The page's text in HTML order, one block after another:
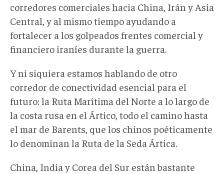
corredores comerciales hacia China, Irán y Asia
Central, y al mismo tiempo ayudando a
fortalecer a los golpeados frentes comercial y
financiero iraníes durante la guerra.
Y ni siquiera estamos hablando de otro
corredor de conectividad esencial para el
futuro: la Ruta Marítima del Norte a lo largo de
la costa rusa en el Ártico, todo el camino hasta
el mar de Barents, que los chinos poéticamente
lo denominan la Ruta de la Seda Ártica.
China, India y Corea del Sur están bastante